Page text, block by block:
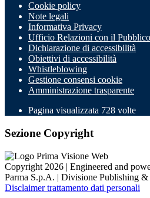
Cookie policy
Note legali
Informativa Privacy
Ufficio Relazioni con il Pubblico
Dichiarazione di accessibilità
Obiettivi di accessibilità
Whistleblowing
Gestione consensi cookie
Amministrazione trasparente
Pagina visualizzata 728 volte
Sezione Copyright
Copyright 2026 | Engineered and
Parma S.p.A. | Divisione Publishing
Disclaimer trattamento dati personali